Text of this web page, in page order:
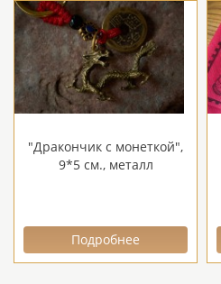
"Дракончик с монеткой",
9*5 см., металл
Подробнее